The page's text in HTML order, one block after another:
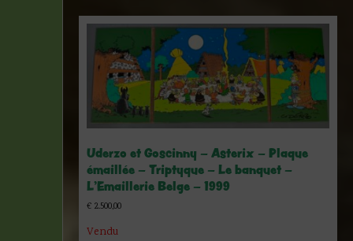
Uderzo et Goscinny – Asterix – Plaque
émaillée – Triptyque – Le banquet –
L’Emaillerie Belge – 1999
€ 2.500,00
Vendu